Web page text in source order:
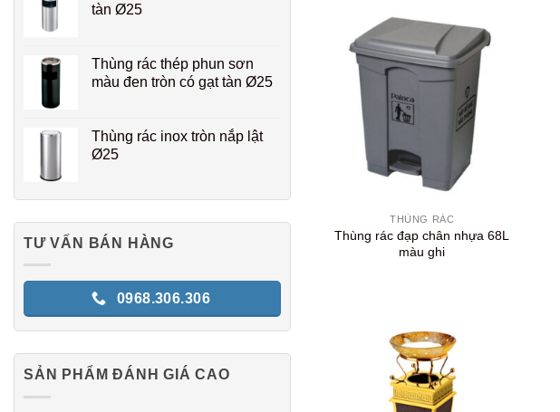
tàn Ø25
Thùng rác thép phun sơn
màu đen tròn có gạt tàn Ø25
Thùng rác inox tròn nắp lật
Ø25
TƯ VẤN BÁN HÀNG
0968.306.306
SẢN PHẨM ĐÁNH GIÁ CAO
THÙNG RÁC
Thùng rác đạp chân nhựa 68L
màu ghi